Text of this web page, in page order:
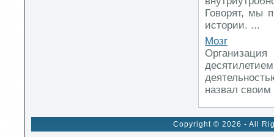
Говорят, мы
истории. ...
Мозг
назвал своим
Copyright © 2026 - All